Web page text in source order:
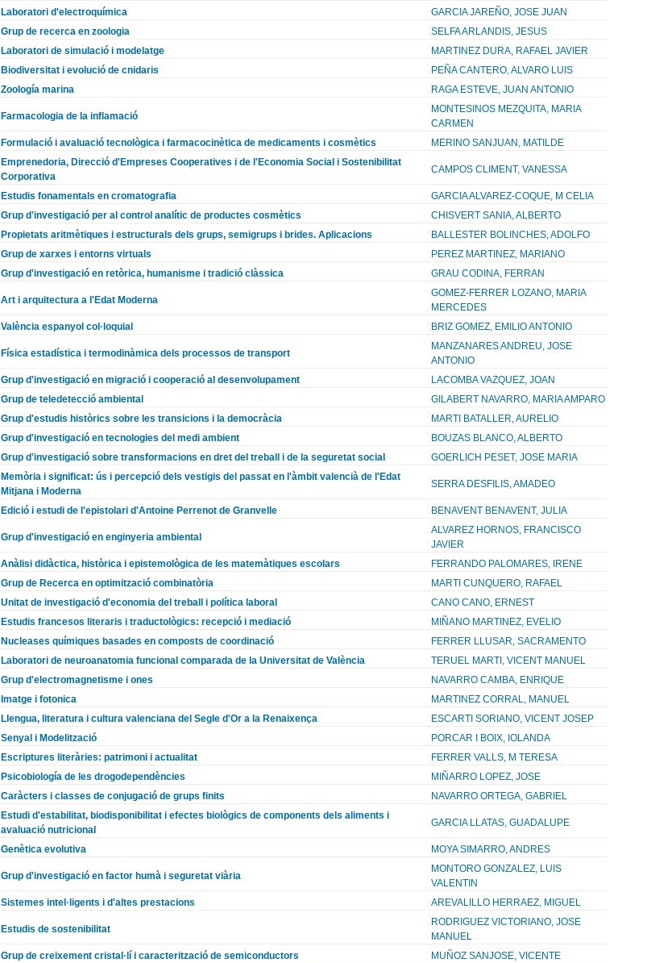
Laboratori d'electroquímica
GARCIA JAREÑO, JOSE JUAN
Grup de recerca en zoologia
SELFA ARLANDIS, JESUS
Laboratori de simulació i modelatge
MARTINEZ DURA, RAFAEL JAVIER
Biodiversitat i evolució de cnidaris
PEÑA CANTERO, ALVARO LUIS
Zoología marina RAGA ESTEVE, JUAN ANTONIO
Farmacologia de la inflamació
MONTESINOS MEZQUITA, MARIA
CARMEN
Formulació i avaluació tecnològica i farmacocinètica de medicaments i cosmètics MERINO SANJUAN, MATILDE
Emprenedoria, Direcció d'Empreses Cooperatives i de l'Economia Social i Sostenibilitat
Corporativa
CAMPOS CLIMENT, VANESSA
Estudis fonamentals en cromatografia
GARCIA ALVAREZ-COQUE, M CELIA
Grup d'investigació per al control analític de productes cosmètics
CHISVERT SANIA, ALBERTO
Propietats aritmètiques i estructurals dels grups, semigrups i brides. Aplicacions
BALLESTER BOLINCHES, ADOLFO
Grup de xarxes i entorns virtuals
PEREZ MARTINEZ, MARIANO
Grup d'investigació en retòrica, humanisme i tradició clàssica GRAU CODINA, FERRAN
Art i arquitectura a l'Edat Moderna
GOMEZ-FERRER LOZANO, MARIA
MERCEDES
València espanyol col·loquial BRIZ GOMEZ, EMILIO ANTONIO
Física estadística i termodinàmica dels processos de transport
MANZANARES ANDREU, JOSE
ANTONIO
Grup d'investigació en migració i cooperació al desenvolupament
LACOMBA VAZQUEZ, JOAN
Grup de teledetecció ambiental
GILABERT NAVARRO, MARIA AMPARO
Grup d'estudis històrics sobre les transicions i la democràcia
MARTI BATALLER, AURELIO
Grup d'investigació en tecnologies del medi ambient
BOUZAS BLANCO, ALBERTO
Grup d'investigació sobre transformacions en dret del treball i de la seguretat social GOERLICH PESET, JOSE MARIA
Memòria i significat: ús i percepció dels vestigis del passat en l'àmbit valencià de l'Edat
Mitjana i Moderna
SERRA DESFILIS, AMADEO
Edició i estudi de l'epistolari d'Antoine Perrenot de Granvelle BENAVENT BENAVENT, JULIA
Grup d'investigació en enginyeria ambiental
ALVAREZ HORNOS, FRANCISCO
JAVIER
Anàlisi didàctica, històrica i epistemològica de les matemàtiques escolars
FERRANDO PALOMARES, IRENE
Grup de Recerca en optimització combinatòria
MARTI CUNQUERO, RAFAEL
Unitat de investigació d'economia del treball i política laboral
CANO CANO, ERNEST
Estudis francesos literaris i traductològics: recepció i mediació
MIÑANO MARTINEZ, EVELIO
Nucleases químiques basades en composts de coordinació
FERRER LLUSAR, SACRAMENTO
Laboratori de neuroanatomia funcional comparada de la Universitat de València
TERUEL MARTI, VICENT MANUEL
Grup d'electromagnetisme i ones
NAVARRO CAMBA, ENRIQUE
Imatge i fotonica
MARTINEZ CORRAL, MANUEL
Llengua, literatura i cultura valenciana del Segle d'Or a la Renaixença
ESCARTI SORIANO, VICENT JOSEP
Senyal i Modelització
PORCAR I BOIX, IOLANDA
Escriptures literàries: patrimoni i actualitat
FERRER VALLS, M TERESA
Psicobiología de les drogodependències
MIÑARRO LOPEZ, JOSE
Caràcters i classes de conjugació de grups finits NAVARRO ORTEGA, GABRIEL
Estudi d'estabilitat, biodisponibilitat i efectes biològics de components dels aliments i
avaluació nutricional
GARCIA LLATAS, GUADALUPE
Genètica evolutiva MOYA SIMARRO, ANDRES
Grup d'investigació en factor humà i seguretat viària
MONTORO GONZALEZ, LUIS
VALENTIN
Sistemes intel·ligents i d'altes prestacions AREVALILLO HERRAEZ, MIGUEL
Estudis de sostenibilitat
RODRIGUEZ VICTORIANO, JOSE
MANUEL
Grup de creixement cristal·lí i caracterització de semiconductors
MUÑOZ SANJOSE, VICENTE